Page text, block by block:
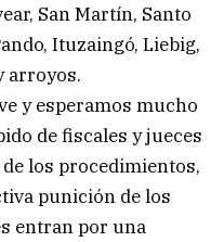
San Martín, Santo
Ituzaingó, Liebig,
arroyos.
y esperamos mucho
de fiscales y jueces
los procedimientos,
punición de los
entran por una